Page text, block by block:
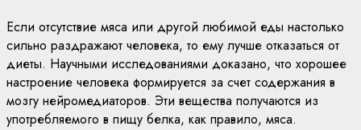
Если отсутствие мяса или другой любимой еды настолько
сильно раздражают человека, то ему лучше отказаться от
диеты. Научными исследованиями доказано, что хорошее
настроение человека формируется за счет содержания в
мозгу нейромедиаторов. Эти вещества получаются из
употребляемого в пищу белка, как правило, мяса.